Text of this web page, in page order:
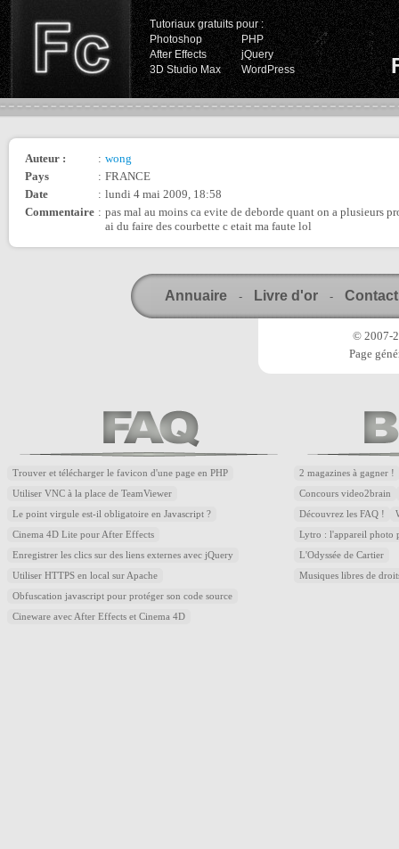
Tutoriaux gratuits pour :
Photoshop
PHP
After Effects
jQuery
3D Studio Max
WordPress
Auteur : : wong
Pays
: FRANCE
Date
: lundi 4 mai 2009, 18:58
Commentaire : pas mal au moins ca evite de deborde quant on a plusieurs
ai du faire des courbette c etait ma faute lol
Annuaire - Livre d'or - Contact
© 2007-
Page
Trouver et télécharger le favicon d'une page en PHP
Utiliser VNC à la place de TeamViewer
Le point virgule est-il obligatoire en Javascript ?
Cinema 4D Lite pour After Effects
Enregistrer les clics sur des liens externes avec jQuery
Utiliser HTTPS en local sur Apache
Obfuscation javascript pour protéger son code source
Cineware avec After Effects et Cinema 4D
2 magazines à gagner !
Concours video2brain
Découvrez les FAQ !
Lytro : l'appareil photo
L'Odyssée de Cartier
Musiques libres de